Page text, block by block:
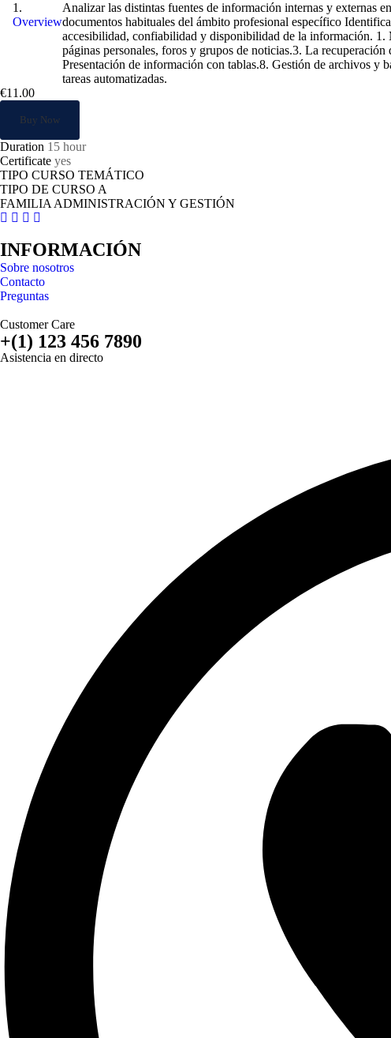
Overview
Analizar las distintas fuentes de información internas y externas
documentos habituales del ámbito profesional específico
accesibilidad, confiabilidad y disponibilidad de la información. 1.
páginas personales, foros y grupos de noticias.3. La
Presentación de información con tablas.8. Gestión de archivos y
tareas automatizadas.
€11.00
Buy Now
Duration 15 hour
Certificate yes
TIPO CURSO TEMÁTICO
TIPO DE CURSO A
FAMILIA ADMINISTRACIÓN Y GESTIÓN
INFORMACIÓN
Sobre nosotros
Contacto
Preguntas
Customer Care
+(1) 123 456 7890
Asistencia en directo